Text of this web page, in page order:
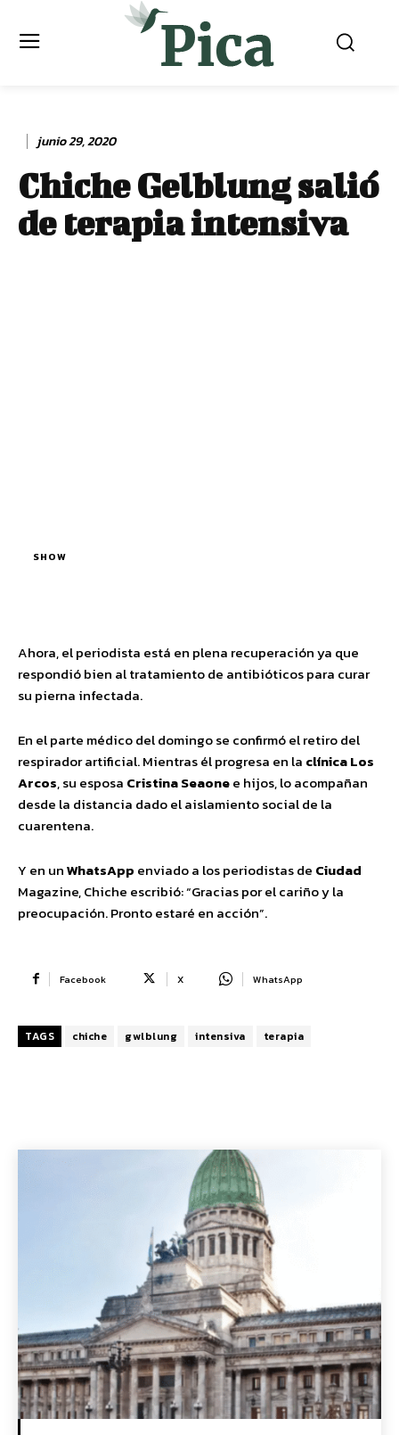
junio 29, 2020
Chiche Gelblung salió
de terapia intensiva
SHOW
Ahora, el periodista está en plena recuperación ya que
respondió bien al tratamiento de antibióticos para curar
su pierna infectada.
En el parte médico del domingo se confirmó el retiro del
respirador artificial. Mientras él progresa en la clínica Los
Arcos, su esposa Cristina Seaonee hijos, lo acompañan
desde la distancia dado el aislamiento social de la
cuarentena.
Y en unWhatsApp enviado a los periodistas de Ciudad
Magazine, Chiche escribió: “Gracias por el cariño y la
preocupación. Pronto estaré en acción”.
Facebook X WhatsApp
TAGS chiche gwlblung intensiva terapia